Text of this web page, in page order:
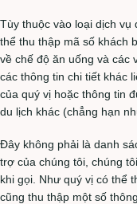
Tùy thuộc vào loại dịch vụ
thể thu thập mã số khách
về chế độ ăn uống và các
các thông tin chi tiết khác
của quý vị hoặc thông tin
du lịch khác (chẳng hạn
Đây không phải là danh
trợ của chúng tôi, chúng
khi gọi. Như quý vị có thể
cũng thu thập một số